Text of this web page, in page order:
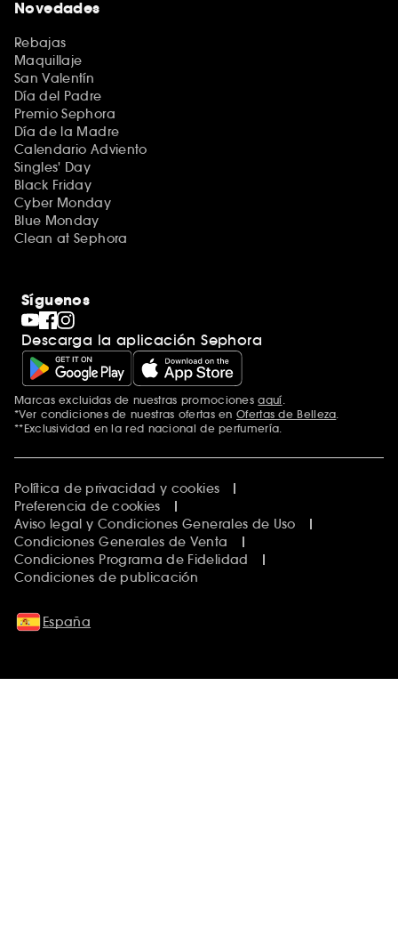
Novedades
Rebajas
Maquillaje
San Valentín
Día del Padre
Premio Sephora
Día de la Madre
Calendario Adviento
Singles' Day
Black Friday
Cyber Monday
Blue Monday
Clean at Sephora
Síguenos
Descarga la aplicación Sephora
Marcas excluidas de nuestras promocionesaquí
*Ver condiciones de nuestras ofertas en Ofertas de Belleza
**Exclusividad en la red nacional de perfumería.
Política de privacidad y cookies
Preferencia de cookies
Aviso legal y Condiciones Generales de Uso
Condiciones Generales de Venta
Condiciones Programa de Fidelidad
Condiciones de publicación
España